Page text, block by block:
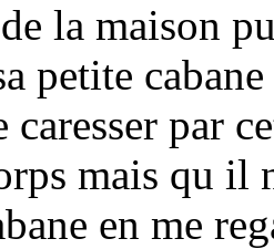
la maison
petite
caresser par
mais qu
en me